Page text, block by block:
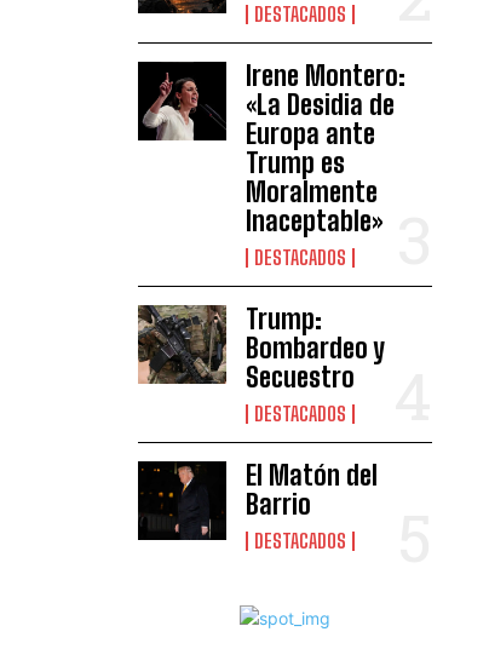
DESTACADOS
Irene Montero:
«La Desidia de
Europa ante
Trump es
Moralmente
Inaceptable»
DESTACADOS
Trump:
Bombardeo y
Secuestro
DESTACADOS
El Matón del
Barrio
DESTACADOS